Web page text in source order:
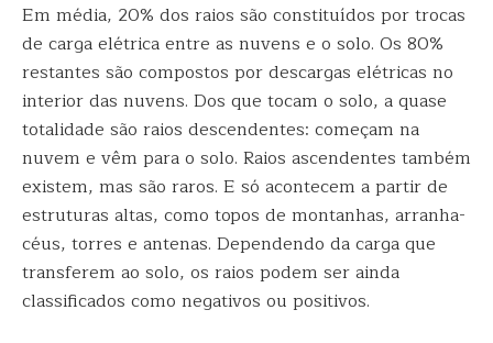
Em média, 20% dos raios são constituídos por trocas
de carga elétrica entre as nuvens e o solo. Os 80%
restantes são compostos por descargas elétricas no
interior das nuvens. Dos que tocam o solo, a quase
totalidade são raios descendentes: começam na
nuvem e vêm para o solo. Raios ascendentes também
existem, mas são raros. E só acontecem a partir de
estruturas altas, como topos de montanhas, arranha-
céus, torres e antenas. Dependendo da carga que
transferem ao solo, os raios podem ser ainda
classificados como negativos ou positivos.